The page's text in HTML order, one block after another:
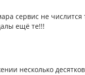
сервис не
ещё те!!!
несколько